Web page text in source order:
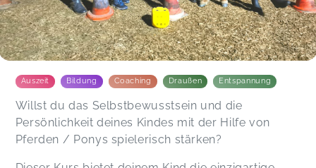
Auszeit Bildung Coaching Draußen Entspannung
Willst du das Selbstbewusstsein und die
Persönlichkeit deines Kindes mit der Hilfe von
Pferden / Ponys spielerisch stärken?